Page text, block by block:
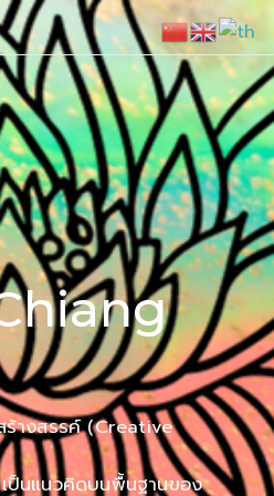
ร้างสรรค์ (Creative
ป็นแนวคิดบนพื้นฐานของ